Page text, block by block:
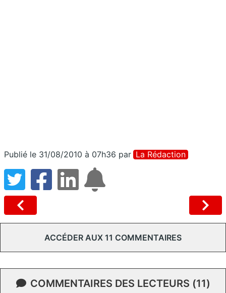
Publié le 31/08/2010 à 07h36 par La Rédaction
ACCÉDER AUX 11 COMMENTAIRES
COMMENTAIRES DES LECTEURS (11)